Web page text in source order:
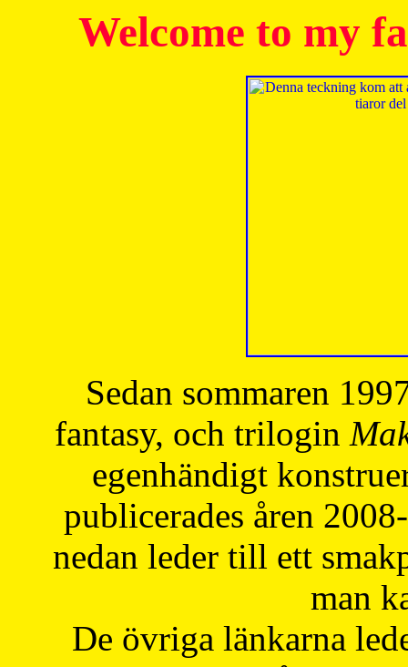
Welcome to my
Sedan sommaren
fantasy, och trilogin
egenhändigt
publicerades åren
nedan leder till ett
man
De övriga länkarna